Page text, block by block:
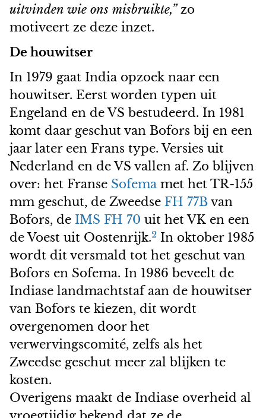
uitvinden wie ons misbruikte,” zo
motiveert ze deze inzet.
De houwitser
In 1979 gaat India opzoek naar een
houwitser. Eerst worden typen uit
Engeland en de VS bestudeerd. In 1981
komt daar geschut van Bofors bij en een
jaar later een Frans type. Versies uit
Nederland en de VS vallen af. Zo blijven
over: het Franse Sofema met het TR-155
mm geschut, de Zweedse FH 77B van
Bofors, de IMS FH 70 uit het VK en een
de Voest uit Oostenrijk.2 In oktober 1985
wordt dit versmald tot het geschut van
Bofors en Sofema. In 1986 beveelt de
Indiase landmachtstaf aan de houwitser
van Bofors te kiezen, dit wordt
overgenomen door het
verwervingscomité, zelfs als het
Zweedse geschut meer zal blijken te
kosten.
Overigens maakt de Indiase overheid al